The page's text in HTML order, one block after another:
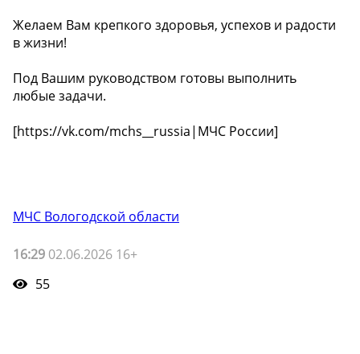
Желаем Вам крепкого здоровья, успехов и радости
в жизни!
Под Вашим руководством готовы выполнить
любые задачи.
[https://vk.com/mchs__russia|МЧС России]
МЧС Вологодской области
16:29 02.06.2026 16+
55